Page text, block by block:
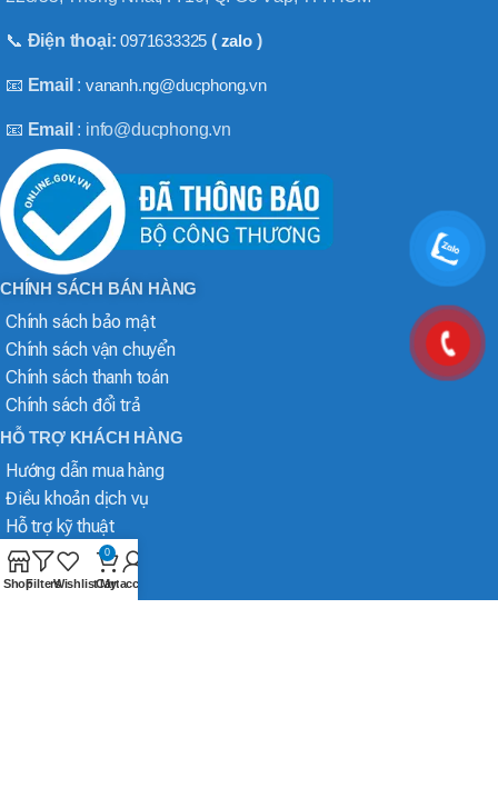
📞 Điện thoại:0971633325 ( zalo)
📧 Email :vananh.ng@ducphong.vn
📧 Email : info@ducphong.vn
CHÍNH SÁCH BÁN HÀNG
Chính sách bảo mật
Chính sách vận chuyển
Chính sách thanh toán
Chính sách đổi trả
HỖ TRỢ KHÁCH HÀNG
Hướng dẫn mua hàng
Điều khoản dịch vụ
Hỗ trợ kỹ thuật
ShopFiltersWishlist
0
Cart
My account